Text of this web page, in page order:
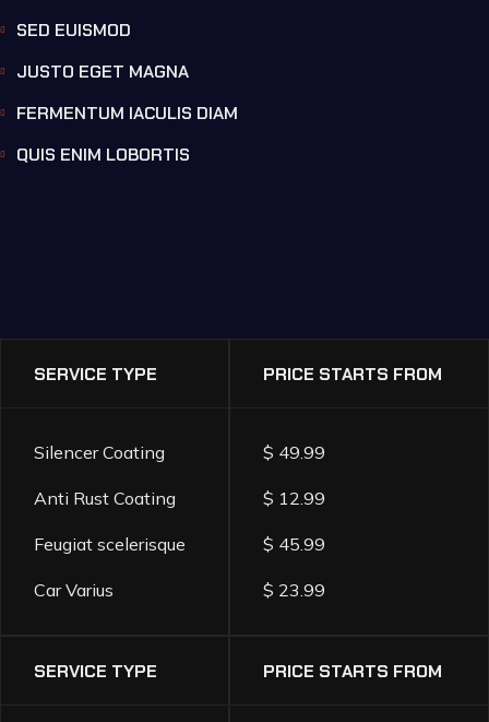
SED EUISMOD
JUSTO EGET MAGNA
FERMENTUM IACULIS DIAM
QUIS ENIM LOBORTIS
DETAILING SERVICES PRICE
LIST
SERVICE TYPE PRICE STARTS FROM
Silencer Coating $ 49.99
Anti Rust Coating $ 12.99
Feugiat scelerisque $ 45.99
Car Varius $ 23.99
SERVICE TYPE PRICE STARTS FROM